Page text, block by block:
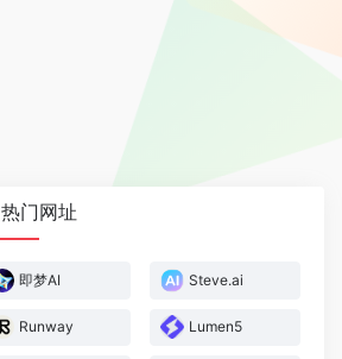
热门网址
即梦AI Steve.ai
Runway Lumen5